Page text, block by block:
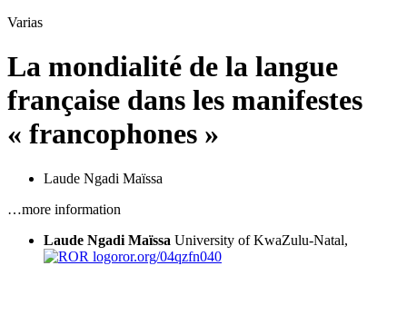
Varias
La mondialité de la langue
française dans les manifestes
« francophones »
Laude Ngadi Maïssa
…more information
Laude Ngadi Maïssa University of KwaZulu-Natal,
ror.org/04qzfn040